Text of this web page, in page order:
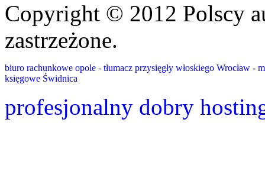
Copyright © 2012 Polscy
zastrzeżone.
biuro rachunkowe opole - tłumacz przysięgły włoskiego Wrocław -
księgowe Świdnica
profesjonalny dobry